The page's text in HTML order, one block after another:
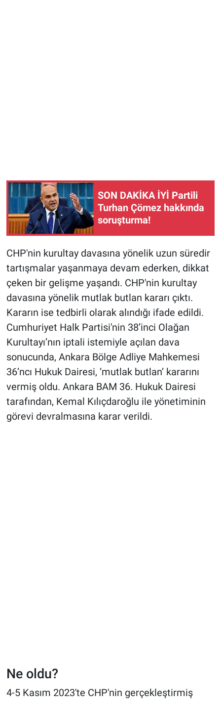
SON DAKİKA İYİ Partili
Turhan Çömez hakkında
soruşturma!
CHP'nin kurultay davasına yönelik uzun süredir
tartışmalar yaşanmaya devam ederken, dikkat
çeken bir gelişme yaşandı. CHP'nin kurultay
davasına yönelik mutlak butlan kararı çıktı.
Kararın ise tedbirli olarak alındığı ifade edildi.
Cumhuriyet Halk Partisi'nin 38’inci Olağan
Kurultayı’nın iptali istemiyle açılan dava
sonucunda, Ankara Bölge Adliye Mahkemesi
36’ncı Hukuk Dairesi, ‘mutlak butlan’ kararını
vermiş oldu. Ankara BAM 36. Hukuk Dairesi
tarafından, Kemal Kılıçdaroğlu ile yönetiminin
görevi devralmasına karar verildi.
Ne oldu?
4-5 Kasım 2023'te CHP'nin gerçekleştirmiş